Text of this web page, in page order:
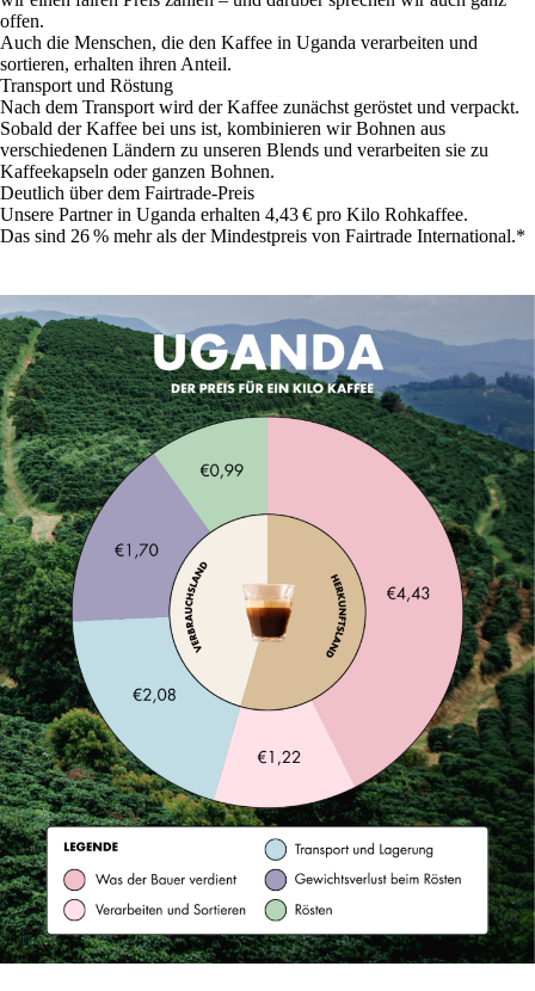
offen.
Auch die Menschen, die den Kaffee in Uganda verarbeiten und
sortieren, erhalten ihren Anteil.
Transport und Röstung
Nach dem Transport wird der Kaffee zunächst geröstet und verpackt.
Sobald der Kaffee bei uns ist, kombinieren wir Bohnen aus
verschiedenen Ländern zu unseren Blends und verarbeiten sie zu
Kaffeekapseln oder ganzen Bohnen.
Deutlich über dem Fairtrade-Preis
Unsere Partner in Uganda erhalten 4,43 € pro Kilo Rohkaffee.
Das sind 26 % mehr als der Mindestpreis von Fairtrade International.*